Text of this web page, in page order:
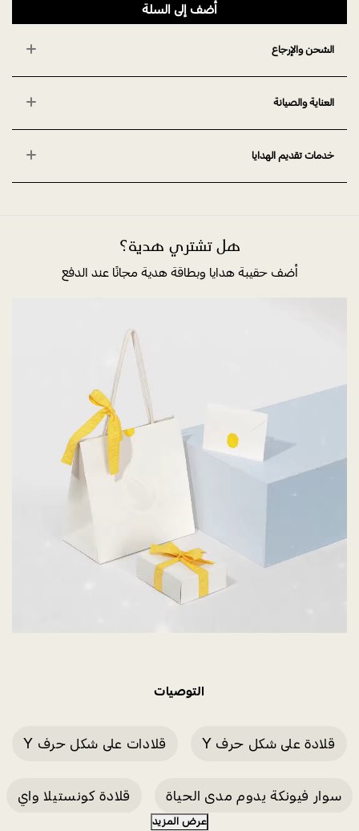
أضف إلى السلة
الشحن والإرجاع
العناية والصيانة
خدمات تقديم الهدايا
هل تشتري هدية؟
أضف حقيبة هدايا وبطاقة هدية مجانًا عند الدفع
التوصيات
قلادة على شكل حرف Y قلادات على شكل حرف Y
سوار فيونكة يدوم مدى الحياة قلادة كونستيلا واي
عرض المزيد